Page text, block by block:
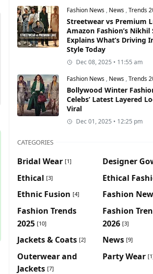
Fashion News , News ,Trends
Streetwear vs Premium
Amazon Fashion’s Nikhil
Explains What’s Driving
Style Today
Dec 08, 2025 • 11:55 am
Fashion News , News ,Trends
Bollywood Winter
Celebs’ Latest Layered
Viral
Dec 01, 2025 • 12:25 pm
CATEGORIES
Bridal Wear [1] Designer
Ethical [3] Ethical
Ethnic Fusion [4] Fashion
Fashion Trends
2025 [10]
Fashion
2026 [3]
Jackets & Coats [2] News [9]
Outerwear and
Jackets [7]
Party Wear